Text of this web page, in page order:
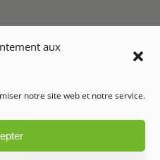
aux
notre site web et notre service.